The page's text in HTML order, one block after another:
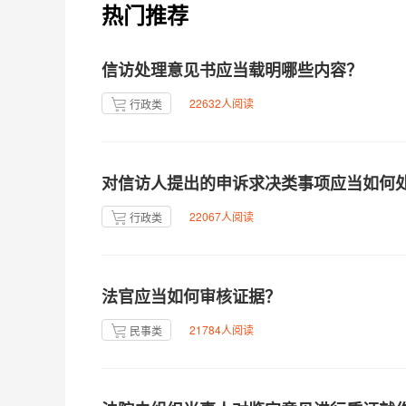
热门推荐
信访处理意见书应当载明哪些内容？
行政类 22632人阅读
对信访人提出的申诉求决类事项应当如何
行政类 22067人阅读
法官应当如何审核证据？
民事类 21784人阅读